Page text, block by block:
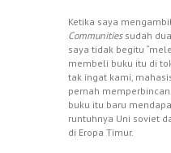
Ketika saya
Communitiessudah
saya tidak begitu
membeli buku itu di
tak ingat kami,
pernah
buku itu baru
runtuhnya Uni soviet
di Eropa Timur.